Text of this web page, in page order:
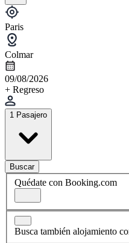
Paris
Colmar
09/08/2026
+ Regreso
1 Pasajero
Buscar
Quédate con Booking.com
Busca también alojamiento